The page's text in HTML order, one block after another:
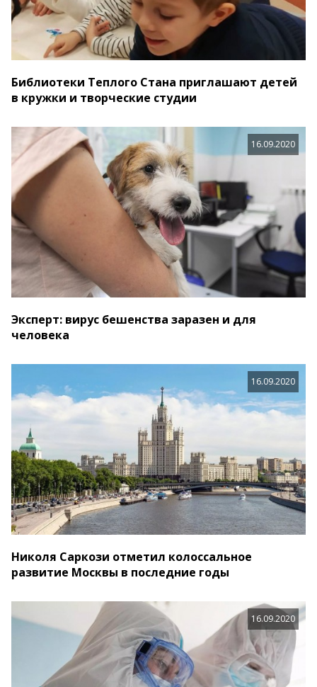
Библиотеки Теплого Стана приглашают детей
в кружки и творческие студии
16.09.2020
Эксперт: вирус бешенства заразен и для
человека
16.09.2020
Николя Саркози отметил колоссальное
развитие Москвы в последние годы
16.09.2020